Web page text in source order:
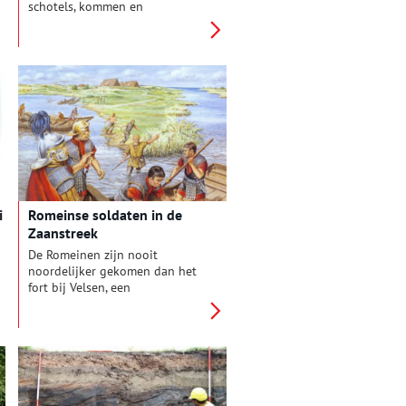
schotels, kommen en
waarde, maar omdat ook Sjek
niet het eeuwige leven heeft,
schonk hij een groot deel van
zijn collectie aan archeologisch
museum Huis van Hilde in
Castricum.
Romeinse soldaten in de
Zaanstreek
De Romeinen zijn nooit
noordelijker gekomen dan het
fort bij Velsen, een
ontdekking van een Romeinse
wachttoren op het Provily
sportpark in Krommenie wijst
op de aanwezigheid van